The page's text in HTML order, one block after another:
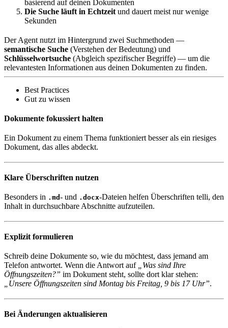
basierend auf deinen Dokumenten
Die Suche läuft in Echtzeit und dauert meist nur wenige
Sekunden
Der Agent nutzt im Hintergrund zwei Suchmethoden —
semantische Suche (Verstehen der Bedeutung) und
Schlüsselwortsuche (Abgleich spezifischer Begriffe) — um die
relevantesten Informationen aus deinen Dokumenten zu finden.
Best Practices
Gut zu wissen
Dokumente fokussiert halten
Ein Dokument zu einem Thema funktioniert besser als ein riesiges
Dokument, das alles abdeckt.
Klare Überschriften nutzen
Besonders in .md - und .docx-Dateien helfen Überschriften telli, den
Inhalt in durchsuchbare Abschnitte aufzuteilen.
Explizit formulieren
Schreib deine Dokumente so, wie du möchtest, dass jemand am
Telefon antwortet. Wenn die Antwort auf
„Was sind Ihre
Öffnungszeiten?” im Dokument steht, sollte dort klar stehen:
„Unsere Öffnungszeiten sind Montag bis Freitag, 9 bis 17 Uhr”.
Bei Änderungen aktualisieren